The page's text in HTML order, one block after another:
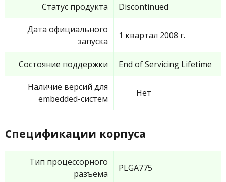
Статус продукта Discontinued
Дата официального
запуска
1 квартал 2008 г.
Состояние поддержки End of Servicing Lifetime
Наличие версий для
embedded-систем
Нет
Спецификации корпуса
Тип процессорного
разъема
PLGA775